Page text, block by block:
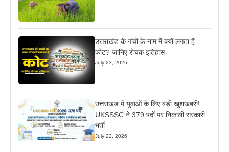
उत्तराखंड के गांवों के नाम में क्यों लगता है
कोट? जानिए रोचक इतिहास
July 23, 2026
उत्तराखंड में युवाओं के लिए बड़ी खुशखबरी!
UKSSSC ने 379 पदों पर निकाली सरकारी
भर्ती
July 22, 2026